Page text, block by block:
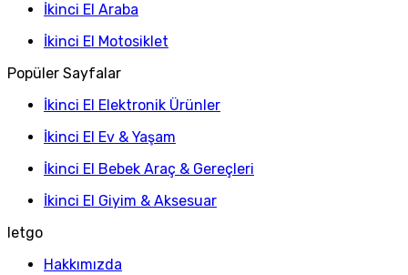
İkinci El Araba
İkinci El Motosiklet
Popüler Sayfalar
İkinci El Elektronik Ürünler
İkinci El Ev & Yaşam
İkinci El Bebek Araç & Gereçleri
İkinci El Giyim & Aksesuar
letgo
Hakkımızda